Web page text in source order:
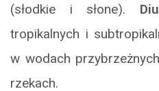
(słodkie i słone).
tropikalnych i
w wodach
rzekach.